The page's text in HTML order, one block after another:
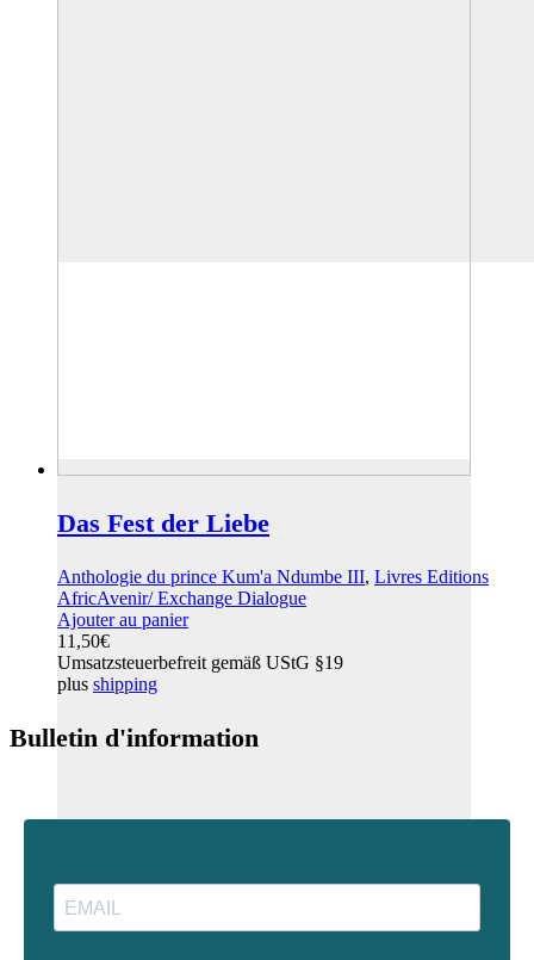
Das Fest der Liebe
Anthologie du prince Kum'a Ndumbe III, Livres Editions
AfricAvenir/ Exchange Dialogue
Ajouter au panier
11,50€
Umsatzsteuerbefreit gemäß UStG §19
plus shipping
Bulletin d'information